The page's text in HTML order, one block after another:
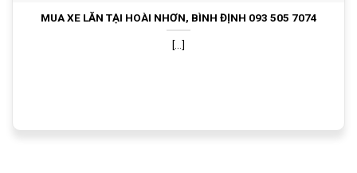
MUA XE LĂN TẠI HOÀI NHƠN, BÌNH ĐỊNH 093 505 7074
[...]